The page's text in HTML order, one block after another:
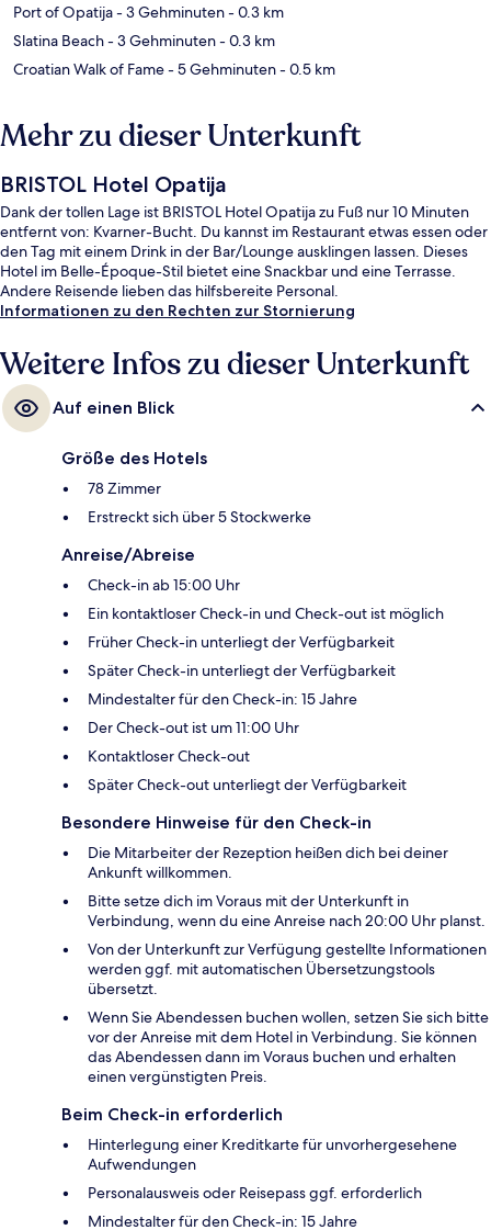
Port of Opatija- 3 Gehminuten- 0.3 km
Slatina Beach- 3 Gehminuten- 0.3 km
Croatian Walk of Fame- 5 Gehminuten- 0.5 km
Mehr zu dieser Unterkunft
BRISTOL Hotel Opatija
Dank der tollen Lage ist BRISTOL Hotel Opatija zu Fuß nur 10 Minuten
entfernt von: Kvarner-Bucht. Du kannst im Restaurant etwas essen oder
den Tag mit einem Drink in der Bar/Lounge ausklingen lassen. Dieses
Hotel im Belle-Époque-Stil bietet eine Snackbar und eine Terrasse.
Andere Reisende lieben das hilfsbereite Personal.
Informationen zu den Rechten zur Stornierung
Weitere Infos zu dieser Unterkunft
Auf einen Blick
Größe des Hotels
78 Zimmer
Erstreckt sich über 5 Stockwerke
Anreise/Abreise
Check-in ab 15:00 Uhr
Ein kontaktloser Check-in und Check-out ist möglich
Früher Check-in unterliegt der Verfügbarkeit
Später Check-in unterliegt der Verfügbarkeit
Mindestalter für den Check-in: 15 Jahre
Der Check-out ist um 11:00 Uhr
Kontaktloser Check-out
Später Check-out unterliegt der Verfügbarkeit
Besondere Hinweise für den Check-in
Die Mitarbeiter der Rezeption heißen dich bei deiner
Ankunft willkommen.
Bitte setze dich im Voraus mit der Unterkunft in
Verbindung, wenn du eine Anreise nach 20:00 Uhr planst.
Von der Unterkunft zur Verfügung gestellte Informationen
werden ggf. mit automatischen Übersetzungstools
übersetzt.
Wenn Sie Abendessen buchen wollen, setzen Sie sich bitte
vor der Anreise mit dem Hotel in Verbindung. Sie können
das Abendessen dann im Voraus buchen und erhalten
einen vergünstigten Preis.
Beim Check-in erforderlich
Hinterlegung einer Kreditkarte für unvorhergesehene
Aufwendungen
Personalausweis oder Reisepass ggf. erforderlich
Mindestalter für den Check-in: 15 Jahre